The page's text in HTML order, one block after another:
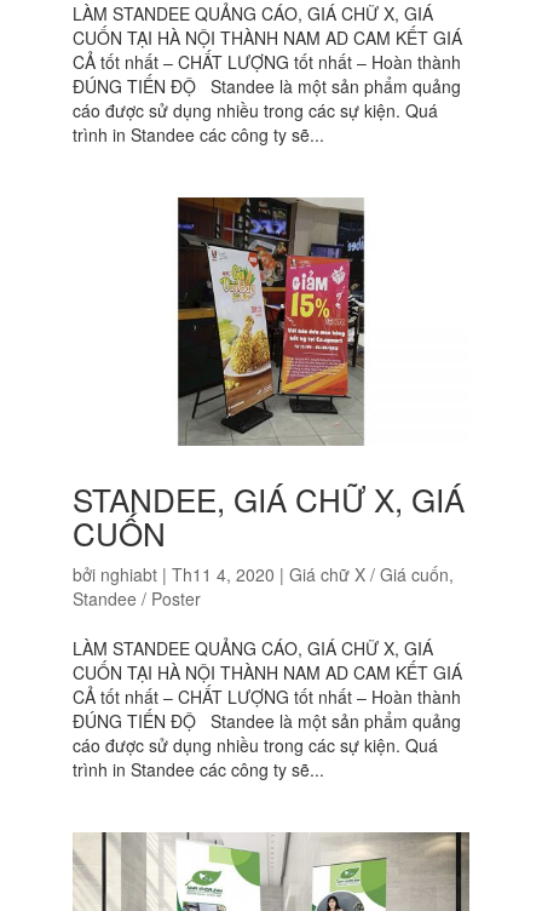
LÀM STANDEE QUẢNG CÁO, GIÁ CHỮ X, GIÁ
CUỐN TẠI HÀ NỘI THÀNH NAM AD CAM KẾT GIÁ
CẢ tốt nhất – CHẤT LƯỢNG tốt nhất – Hoàn thành
ĐÚNG TIẾN ĐỘ Standee là một sản phẩm quảng
cáo được sử dụng nhiều trong các sự kiện. Quá
trình in Standee các công ty sẽ...
STANDEE, GIÁ CHỮ X, GIÁ
CUỐN
bởi nghiabt| Th11 4, 2020 | Giá chữ X / Giá cuốn,
Standee / Poster
LÀM STANDEE QUẢNG CÁO, GIÁ CHỮ X, GIÁ
CUỐN TẠI HÀ NỘI THÀNH NAM AD CAM KẾT GIÁ
CẢ tốt nhất – CHẤT LƯỢNG tốt nhất – Hoàn thành
ĐÚNG TIẾN ĐỘ Standee là một sản phẩm quảng
cáo được sử dụng nhiều trong các sự kiện. Quá
trình in Standee các công ty sẽ...